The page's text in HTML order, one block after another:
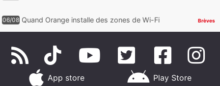
06/08 Quand Orange installe des zones de Wi-Fi
Brèves
App store Play Store